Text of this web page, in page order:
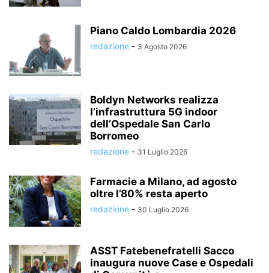
Piano Caldo Lombardia 2026
redazione - 3 Agosto 2026
Boldyn Networks realizza
l’infrastruttura 5G indoor
dell’Ospedale San Carlo
Borromeo
redazione - 31 Luglio 2026
Farmacie a Milano, ad agosto
oltre l’80% resta aperto
redazione - 30 Luglio 2026
ASST Fatebenefratelli Sacco
inaugura nuove Case e Ospedali